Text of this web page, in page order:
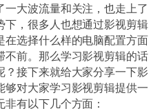
一大波流量和关注，也走上了
下，很多人也想通过影视剪辑
在选择什么样的电脑配置方面
不前。那么学习影视剪辑的话
？接下来就给大家分享一下影
够对大家学习影视剪辑提供一
有以下几个方面：